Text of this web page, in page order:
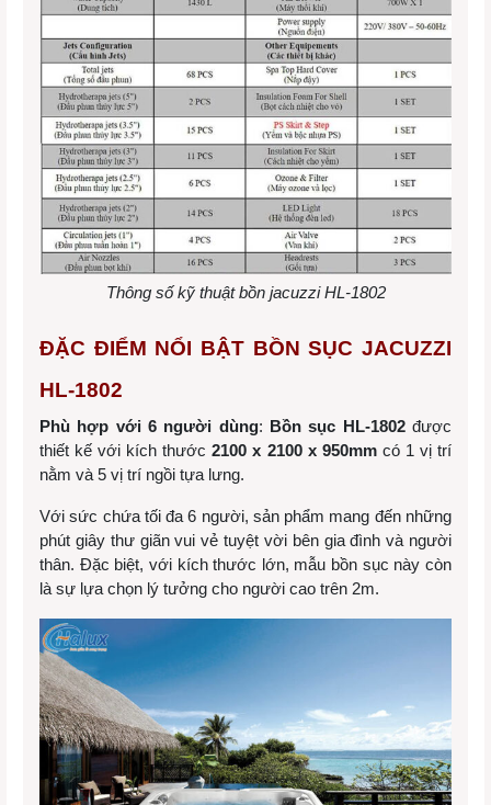
Thông số kỹ thuật bồn jacuzzi HL-1802
ĐẶC ĐIỂM NỔI BẬT BỒN SỤC JACUZZI
HL-1802
Phù hợp với 6 người dùng: Bồn sục HL-1802được
thiết kế với kích thước2100 x 2100 x 950mmcó 1 vị trí
nằm và 5 vị trí ngồi tựa lưng.
Với sức chứa tối đa 6 người, sản phẩm mang đến những
phút giây thư giãn vui vẻ tuyệt vời bên gia đình và người
thân. Đặc biệt, với kích thước lớn, mẫu bồn sục này còn
là sự lựa chọn lý tưởng cho người cao trên 2m.